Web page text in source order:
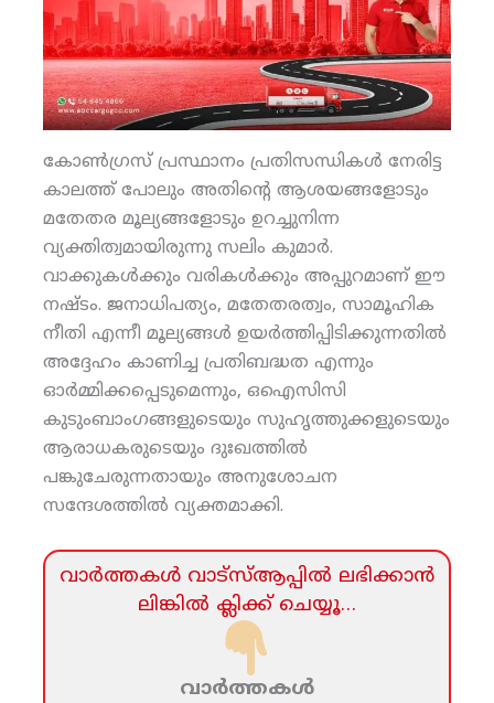
കോണ്‍ഗ്രസ് പ്രസ്ഥാനം പ്രതിസന്ധികള്‍ നേരിട്ട
കാലത്ത് പോലും അതിന്റെ ആശയങ്ങളോടും
മതേതര മൂല്യങ്ങളോടും ഉറച്ചുനിന്ന
വ്യക്തിത്വമായിരുന്നു സലിം കുമാര്‍.
വാക്കുകള്‍ക്കും വരികള്‍ക്കും അപ്പുറമാണ് ഈ
നഷ്ടം. ജനാധിപത്യം, മതേതരത്വം, സാമൂഹിക
നീതി എന്നീ മൂല്യങ്ങള്‍ ഉയര്‍ത്തിപ്പിടിക്കുന്നതില്‍
അദ്ദേഹം കാണിച്ച പ്രതിബദ്ധത എന്നും
ഓര്‍മ്മിക്കപ്പെടുമെന്നും, ഒഐസിസി
കുടുംബാംഗങ്ങളുടെയും സുഹൃത്തുക്കളുടെയും
ആരാധകരുടെയും ദുഃഖത്തില്‍
പങ്കുചേരുന്നതായും അനുശോചന
സന്ദേശത്തില്‍ വ്യക്തമാക്കി.
വാര്‍ത്തകള്‍ വാട്‌സ്‌ആപ്പില്‍ ലഭിക്കാന്‍
ലിങ്കില്‍ ക്ലിക്ക്‌ ചെയ്യൂ…
വാര്‍ത്തകള്‍